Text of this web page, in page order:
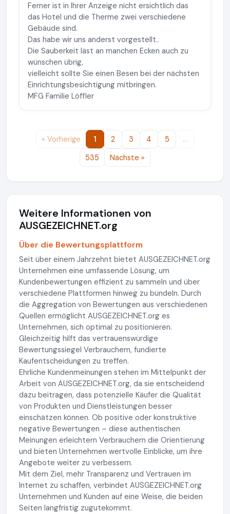
Ferner ist in Ihrer Anzeige nicht ersichtlich das
das Hotel und die Therme zwei verschiedene
Gebäude sind.
Das habe wir uns anderst vorgestellt..
Die Sauberkeit läst an manchen Ecken auch zu
wünschen übrig,
vielleicht sollte Sie einen Besen bei der nächsten
Einrichtungsbesichtigung mitbringen.
MFG Familie Löffler
« Vorherige 1 2 3 4 5
…
535
Nächste »
Weitere Informationen von
AUSGEZEICHNET.org
Über die Bewertungsplattform
Seit über einem Jahrzehnt bietet AUSGEZEICHNET.org
Unternehmen eine umfassende Lösung, um
Kundenbewertungen effizient zu sammeln und über
verschiedene Plattformen hinweg zu bündeln. Durch
die Aggregation von Bewertungen aus verschiedenen
Quellen ermöglicht AUSGEZEICHNET.org es
Unternehmen, sich optimal zu positionieren.
Gleichzeitig hilft das vertrauenswürdige
Bewertungssiegel Verbrauchern, fundierte
Kaufentscheidungen zu treffen.
Ehrliche Kundenmeinungen stehen im Mittelpunkt der
Arbeit von AUSGEZEICHNET.org, da sie entscheidend
dazu beitragen, dass potenzielle Käufer die Qualität
von Produkten und Dienstleistungen besser
einschätzen können. Ob positive oder konstruktive
negative Bewertungen – diese authentischen
Meinungen erleichtern Verbrauchern die Orientierung
und bieten Unternehmen wertvolle Einblicke, um ihre
Angebote weiter zu verbessern.
Mit dem Ziel, mehr Transparenz und Vertrauen im
Internet zu schaffen, verbindet AUSGEZEICHNET.org
Unternehmen und Kunden auf eine Weise, die beiden
Seiten langfristig zugutekommt.